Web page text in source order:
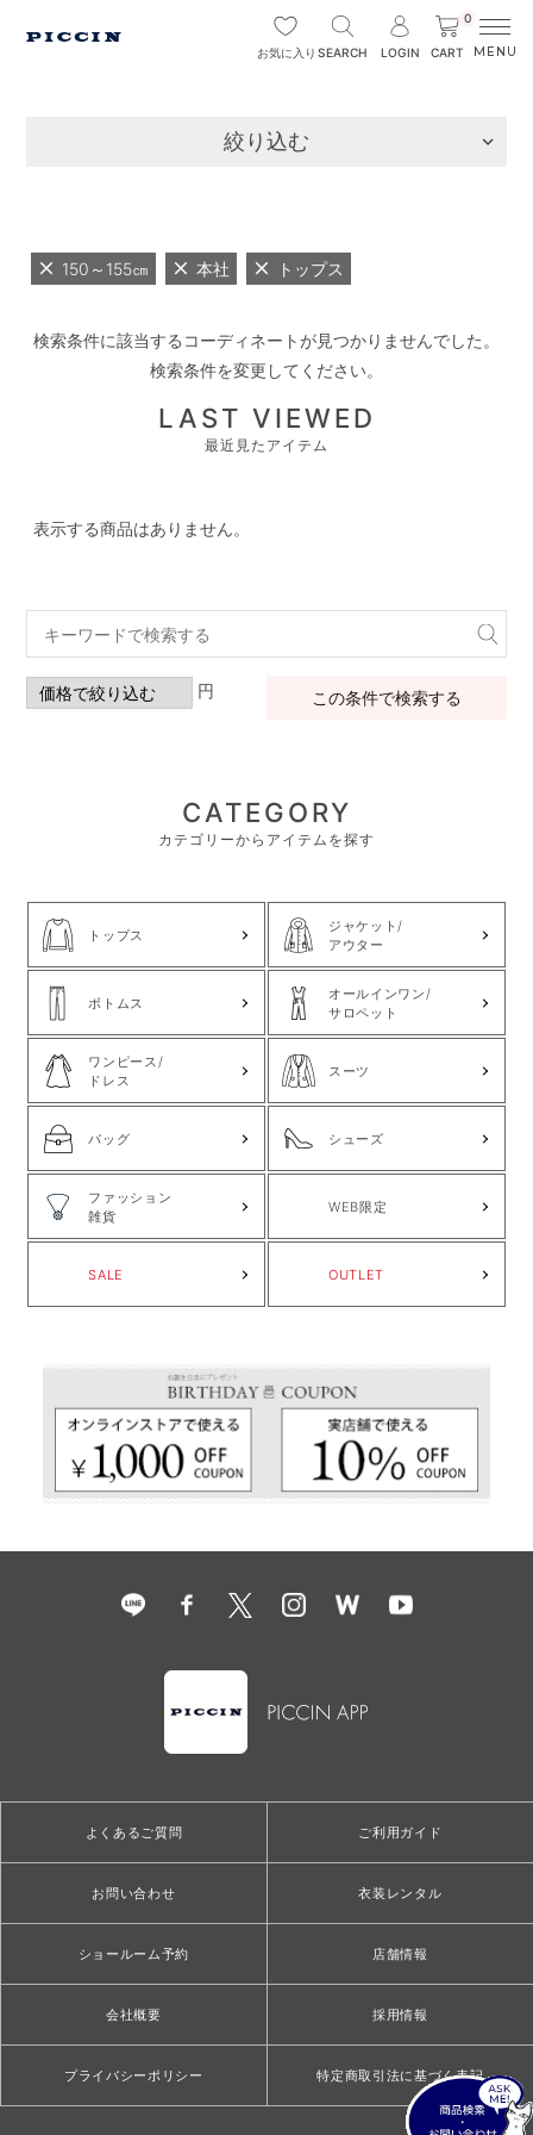
お気に入り SEARCH LOGIN
0
CART
絞り込む
150～155㎝ 本社 トップス
検索条件に該当するコーディネートが見つかりませんでした。
検索条件を変更してください。
LAST VIEWED
最近見たアイテム
表示する商品はありません。
円 この条件で検索する
CATEGORY
カテゴリーからアイテムを探す
トップス
ジャケット/
アウター
ボトムス
オールインワン/
サロペット
ワンピース/
ドレス
スーツ
バッグ シューズ
ファッション
雑貨
WEB限定
SALE OUTLET
よくあるご質問 ご利用ガイド
お問い合わせ 衣装レンタル
ショールーム予約 店舗情報
会社概要 採用情報
プライバシーポリシー 特定商取引法に基づく表記